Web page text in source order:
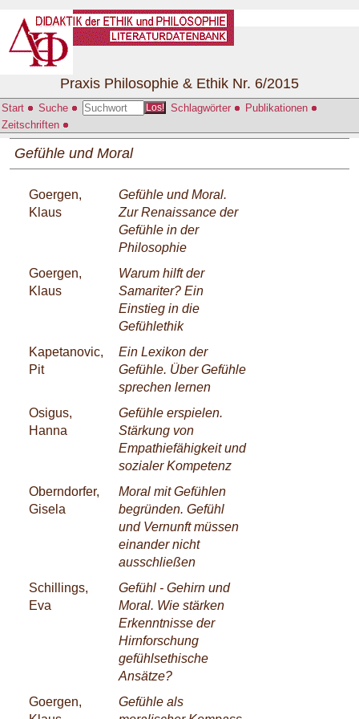
Start Suche Los! Schlagwörter
Publikationen
Zeitschriften
Praxis Philosophie & Ethik Nr. 6/2015
Gefühle und Moral
Goergen,
Klaus
Gefühle und Moral.
Zur Renaissance der
Gefühle in der
Philosophie
Goergen,
Klaus
Warum hilft der
Samariter? Ein
Einstieg in die
Gefühlethik
Kapetanovic,
Pit
Ein Lexikon der
Gefühle. Über Gefühle
sprechen lernen
Osigus,
Hanna
Gefühle erspielen.
Stärkung von
Empathiefähigkeit und
sozialer Kompetenz
Oberndorfer,
Gisela
Moral mit Gefühlen
begründen. Gefühl
und Vernunft müssen
einander nicht
ausschließen
Schillings,
Eva
Gefühl - Gehirn und
Moral. Wie stärken
Erkenntnisse der
Hirnforschung
gefühlsethische
Ansätze?
Goergen,
Gefühle als